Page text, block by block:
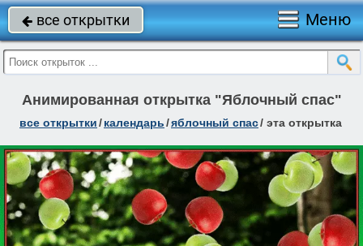
 все открытки Меню
Анимированная открытка "Яблочный спас"
все открытки/календарь/яблочный спас/ эта открытка